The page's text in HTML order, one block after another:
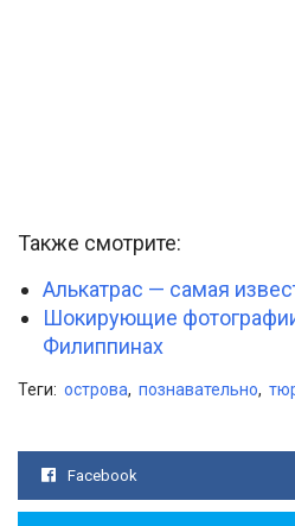
Также смотрите:
Алькатрас — самая
Шокирующие
Филиппинах
Теги: острова, познавательно,
Facebook